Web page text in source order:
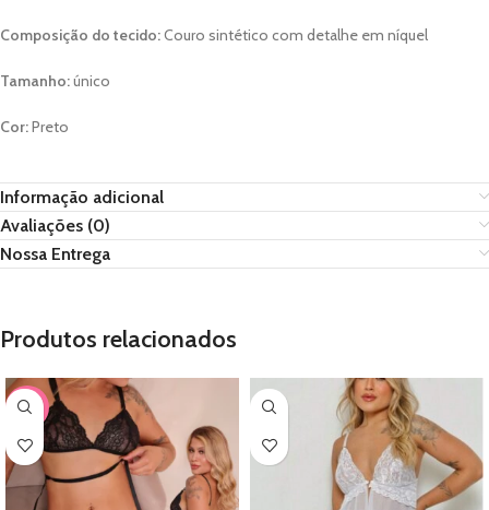
Composição do tecido:Couro sintético com detalhe em níquel
Tamanho:único
Cor:Preto
Informação adicional
Avaliações (0)
Nossa Entrega
Produtos relacionados
-22%